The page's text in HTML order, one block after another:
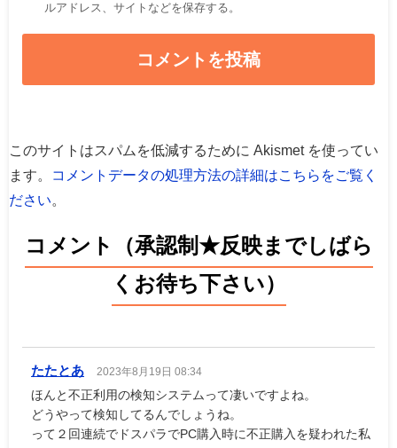
ルアドレス、サイトなどを保存する。
このサイトはスパムを低減するために Akismet を使ってい
ます。
コメントデータの処理方法の詳細はこちらをご覧く
ださい。
コメント（承認制★反映までしばら
くお待ち下さい）
たたとあ 2023年8月19日 08:34
ほんと不正利用の検知システムって凄いですよね。
どうやって検知してるんでしょうね。
って２回連続でドスパラでPC購入時に不正購入を疑われた私